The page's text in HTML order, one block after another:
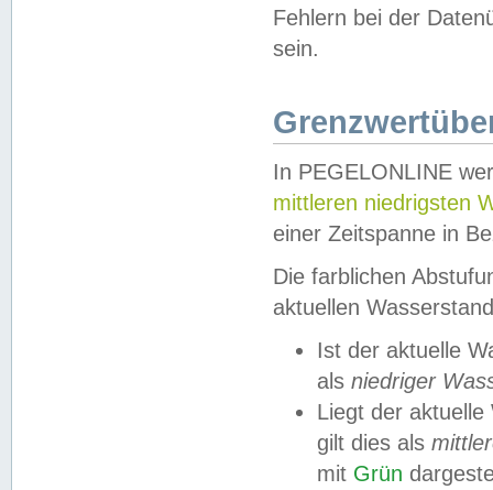
Fehlern bei der
sein.
In PEGELONLINE
mittleren niedrigsten
einer Zeitspanne in
Die farblichen
aktuellen
Ist der aktuelle
als niedriger
Liegt der
gilt dies als
mit Grün